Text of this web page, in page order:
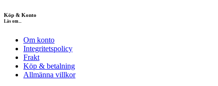
Köp & Konto
Läs om...
Om konto
Integritetspolicy
Frakt
Köp & betalning
Allmänna villkor